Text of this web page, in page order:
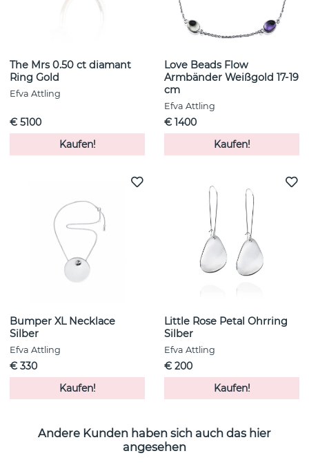
The Mrs 0.50 ct diamant
Ring Gold
Efva Attling
€ 5100
Kaufen!
Love Beads Flow
Armbänder Weißgold 17-19
cm
Efva Attling
€ 1400
Kaufen!
Bumper XL Necklace
Silber
Efva Attling
€ 330
Kaufen!
Little Rose Petal Ohrring
Silber
Efva Attling
€ 200
Kaufen!
Andere Kunden haben sich auch das hier
angesehen